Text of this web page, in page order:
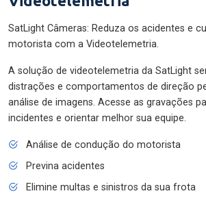
SatLight Câmeras: Reduza os acidentes e
motorista com a Videotelemetria.
A solução de videotelemetria da SatLight
distrações e comportamentos de direção
análise de imagens. Acesse as gravações
incidentes e orientar melhor sua equipe.
Análise de condução do motorista
Previna acidentes
Elimine multas e sinistros da sua frota